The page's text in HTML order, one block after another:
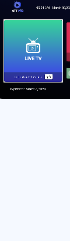
- Parental Controls
- Support: TV Catch Up Streaming
- Support: Multi-Screens and Multi-Users